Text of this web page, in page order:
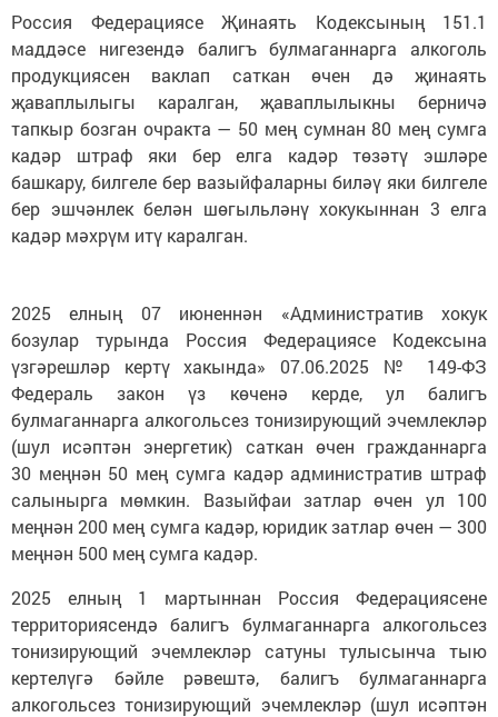
Россия Федерациясе Җинаять Кодексының 151.1
маддәсе нигезендә балигъ булмаганнарга алкоголь
продукциясен ваклап саткан өчен дә җинаять
җаваплылыгы каралган, җаваплылыкны берничә
тапкыр бозган очракта — 50 мең сумнан 80 мең сумга
кадәр штраф яки бер елга кадәр төзәтү эшләре
башкару, билгеле бер вазыйфаларны биләү яки билгеле
бер эшчәнлек белән шөгыльләнү хокукыннан 3 елга
кадәр мәхрүм итү каралган.
2025 елның 07 июненнән «Административ хокук
бозулар турында Россия Федерациясе Кодексына
үзгәрешләр кертү хакында» 07.06.2025 № 149-ФЗ
Федераль закон үз көченә керде, ул балигъ
булмаганнарга алкогольсез тонизирующий эчемлекләр
(шул исәптән энергетик) саткан өчен гражданнарга
30 меңнән 50 мең сумга кадәр административ штраф
салынырга мөмкин. Вазыйфаи затлар өчен ул 100
меңнән 200 мең сумга кадәр, юридик затлар өчен — 300
меңнән 500 мең сумга кадәр.
2025 елның 1 мартыннан Россия Федерациясене
территориясендә балигъ булмаганнарга алкогольсез
тонизирующий эчемлекләр сатуны тулысынча тыю
кертелүгә бәйле рәвештә, балигъ булмаганнарга
алкогольсез тонизирующий эчемлекләр (шул исәптән